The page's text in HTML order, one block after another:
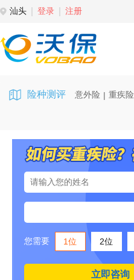
汕头 登录 注册
险种测评 意外险 | 重疾险
您需要 1位 2位
立即咨询